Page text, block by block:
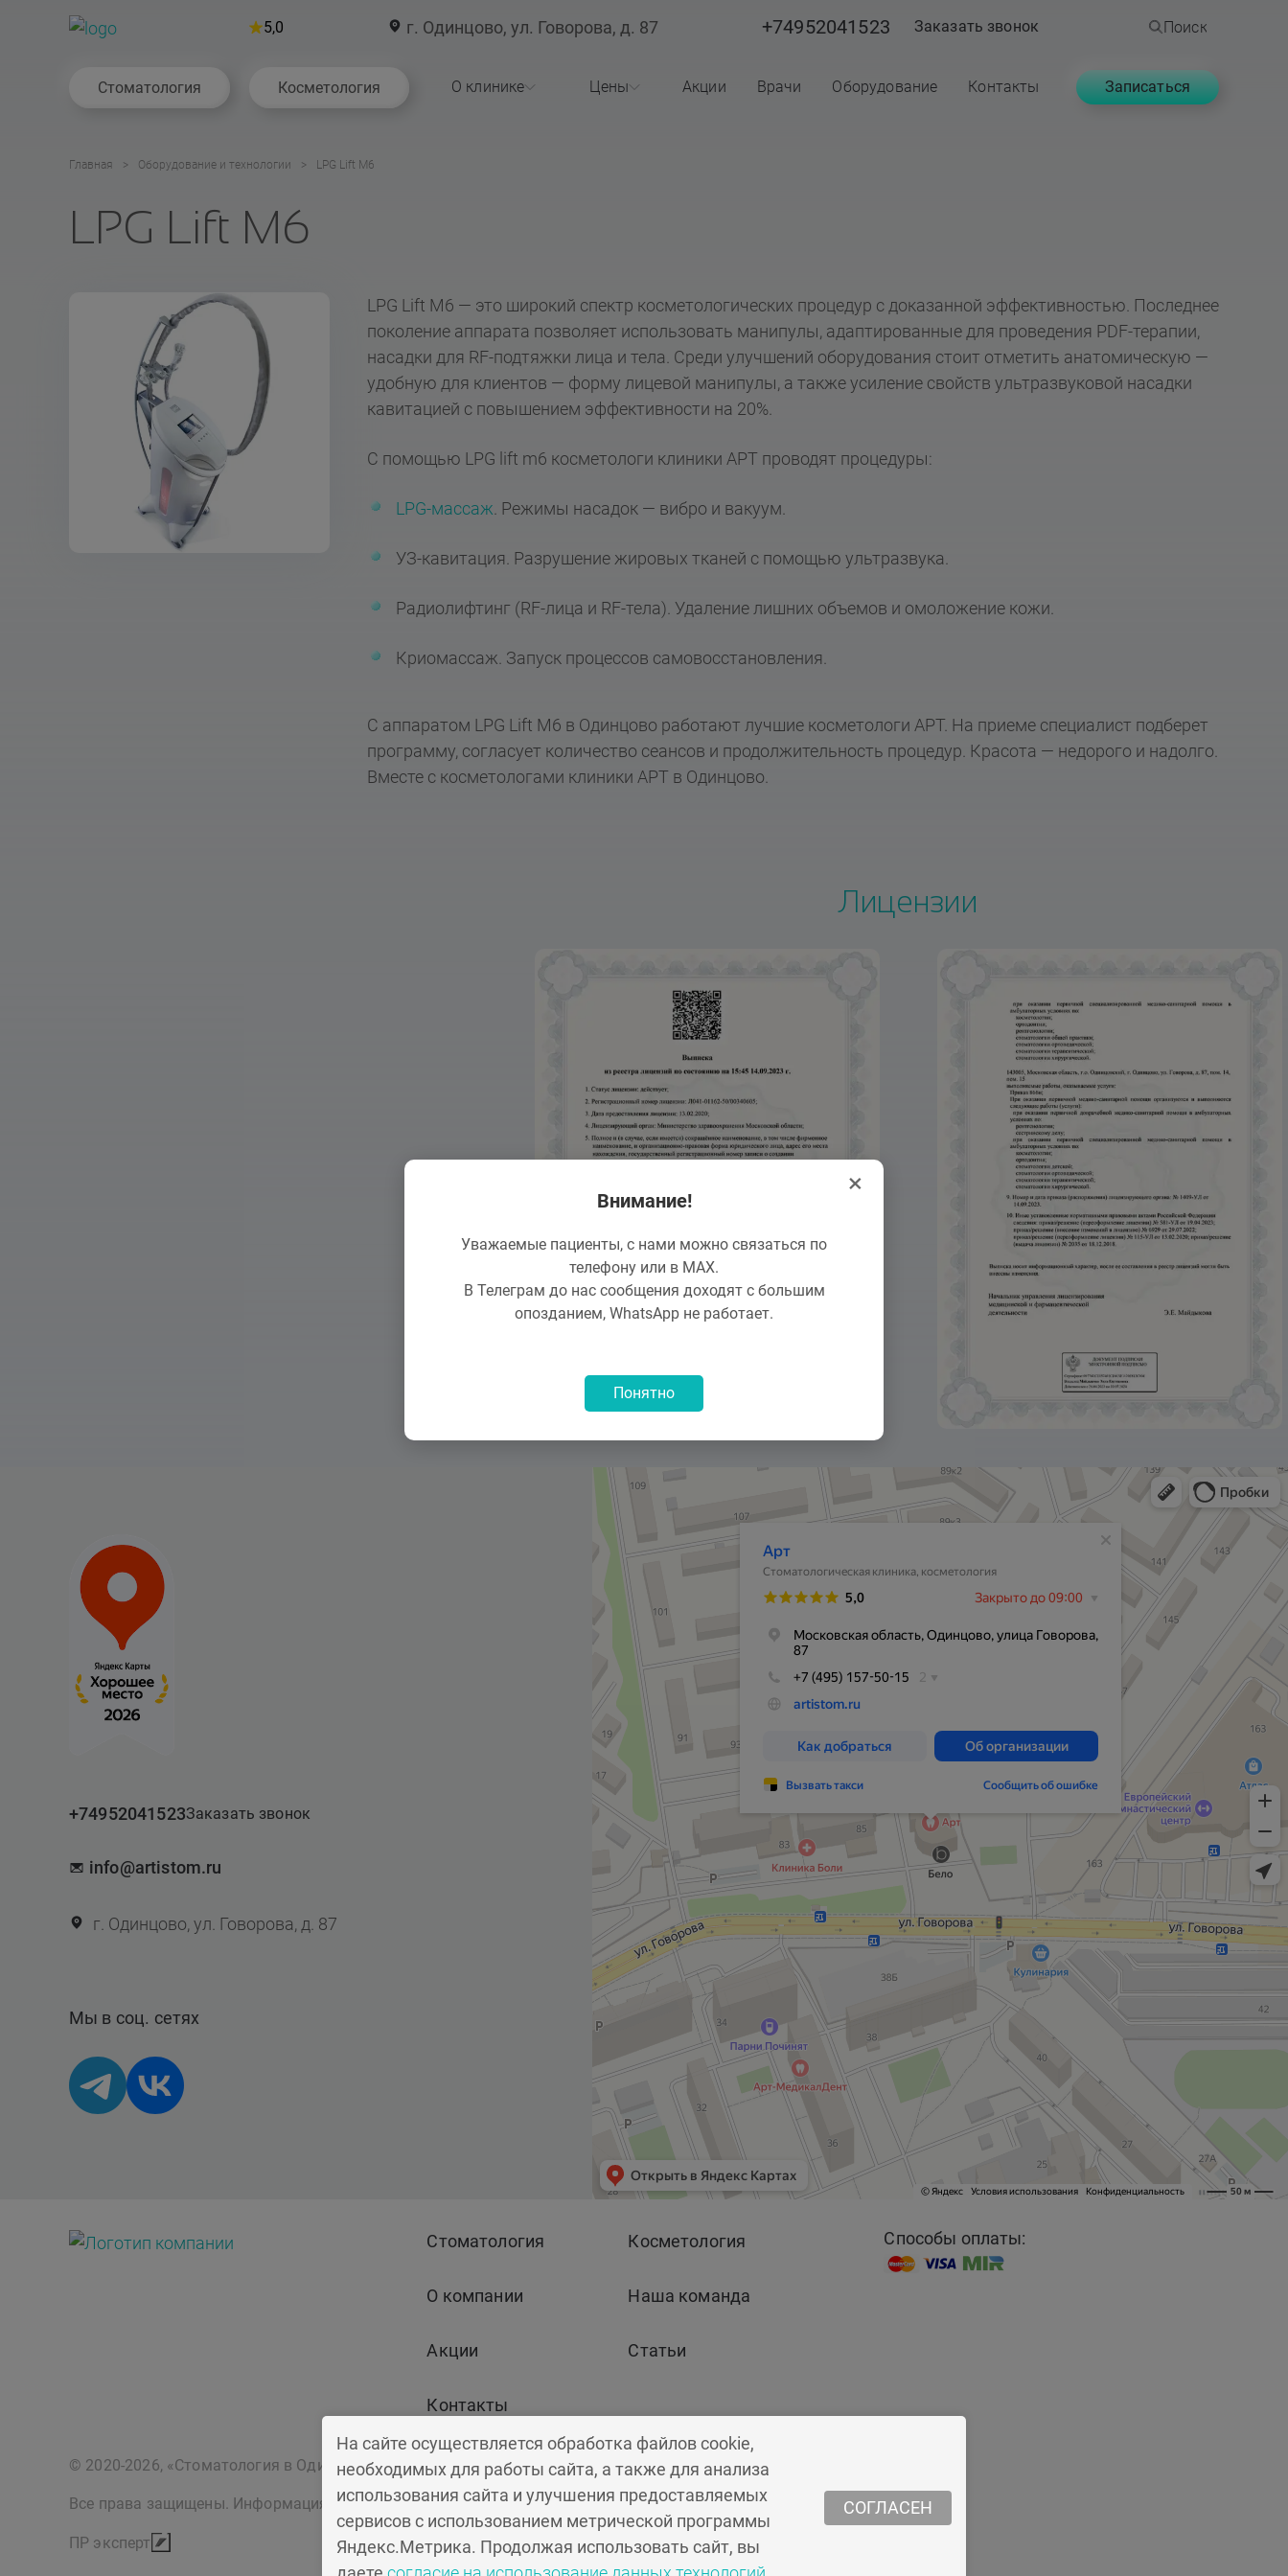
×
Внимание!
Уважаемые пациенты, с нами можно связаться по
телефону или в MAX.
В Телеграм до нас сообщения доходят с большим
опозданием, WhatsApp не работает.
Понятно
5,0 г. Одинцово, ул. Говорова, д. 87 +74952041523 Заказать звонок Поиск
Стоматология Косметология О клинике
Статьи
Вопросы ответы
Отзывы
Цены Акции Врачи Оборудование Контакты Записаться
Главная Оборудование и технологии LPG Lift M6
LPG Lift M6
LPG Lift M6 — это широкий спектр косметологических процедур с доказанной эффективностью. Последнее
поколение аппарата позволяет использовать манипулы, адаптированные для проведения PDF-терапии,
насадки для RF-подтяжки лица и тела. Среди улучшений оборудования стоит отметить анатомическую —
удобную для клиентов — форму лицевой манипулы, а также усиление свойств ультразвуковой насадки
кавитацией с повышением эффективности на 20%.
С помощью LPG lift m6 косметологи клиники АРТ проводят процедуры:
LPG-массаж . Режимы насадок — вибро и вакуум.
УЗ-кавитация. Разрушение жировых тканей с помощью ультразвука.
Радиолифтинг (RF-лица и RF-тела). Удаление лишних объемов и омоложение кожи.
Криомассаж. Запуск процессов самовосстановления.
С аппаратом LPG Lift M6 в Одинцово работают лучшие косметологи АРТ. На приеме специалист подберет
программу, согласует количество сеансов и продолжительность процедур. Красота — недорого и надолго.
Вместе с косметологами клиники АРТ в Одинцово.
Лицензии
+74952041523Заказать звонок
info@artistom.ru
г. Одинцово, ул. Говорова, д. 87
Мы в соц. сетях
Стоматология Косметология
О компании Наша команда
Акции Статьи
Контакты
Способы оплаты:
© 2020-2026, «Стоматология в Одинцово»
Все права защищены. Информация на сайте не является публичной офертой.
ПР эксперт
На сайте осуществляется обработка файлов cookie,
необходимых для работы сайта, а также для анализа
использования сайта и улучшения предоставляемых
сервисов с использованием метрической программы
Яндекс.Метрика. Продолжая использовать сайт, вы
СОГЛАСЕН